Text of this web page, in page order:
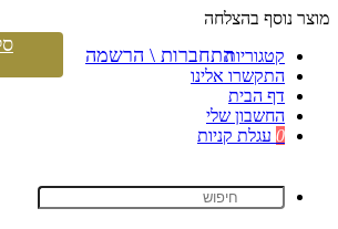
מוצר נוסף בהצלחה
קטגוריות
התקשרו אלינו
דף הבית
החשבון שלי
0 עגלת קניות
התחברות \ הרשמה